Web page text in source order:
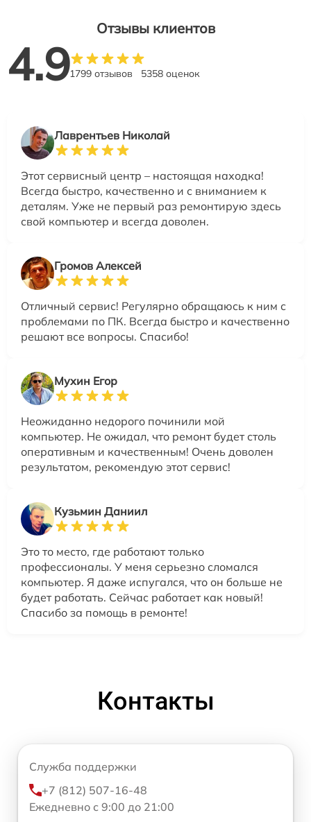
Отзывы клиентов
4.91799 отзывов 5358 оценок
Лаврентьев Николай
Этот сервисный центр – настоящая находка!
Всегда быстро, качественно и с вниманием к
деталям. Уже не первый раз ремонтирую здесь
свой компьютер и всегда доволен.
Громов Алексей
Отличный сервис! Регулярно обращаюсь к ним с
проблемами по ПК. Всегда быстро и качественно
решают все вопросы. Спасибо!
Мухин Егор
Неожиданно недорого починили мой
компьютер. Не ожидал, что ремонт будет столь
оперативным и качественным! Очень доволен
результатом, рекомендую этот сервис!
Кузьмин Даниил
Это то место, где работают только
профессионалы. У меня серьезно сломался
компьютер. Я даже испугался, что он больше не
будет работать. Сейчас работает как новый!
Спасибо за помощь в ремонте!
Контакты
Служба поддержки
+7 (812) 507-16-48
Ежедневно с 9:00 до 21:00